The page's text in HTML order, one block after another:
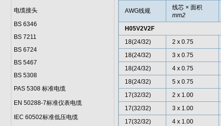
电缆接头
BS 6346
BS 7211
BS 6724
BS 5467
BS 5308
PAS 5308 标准电缆
EN 50288-7标准仪表电缆
IEC 60502标准低压电缆
AWG线规
线芯 × 面积
mm2
H05V2V2F
18(24/32)
2 x 0.75
18(24/32)
3 x 0.75
18(24/32)
4 x 0.75
18(24/32)
5 x 0.75
17(32/32)
2 x 1.00
17(32/32)
3 x 1.00
17(32/32)
4 x 1.00